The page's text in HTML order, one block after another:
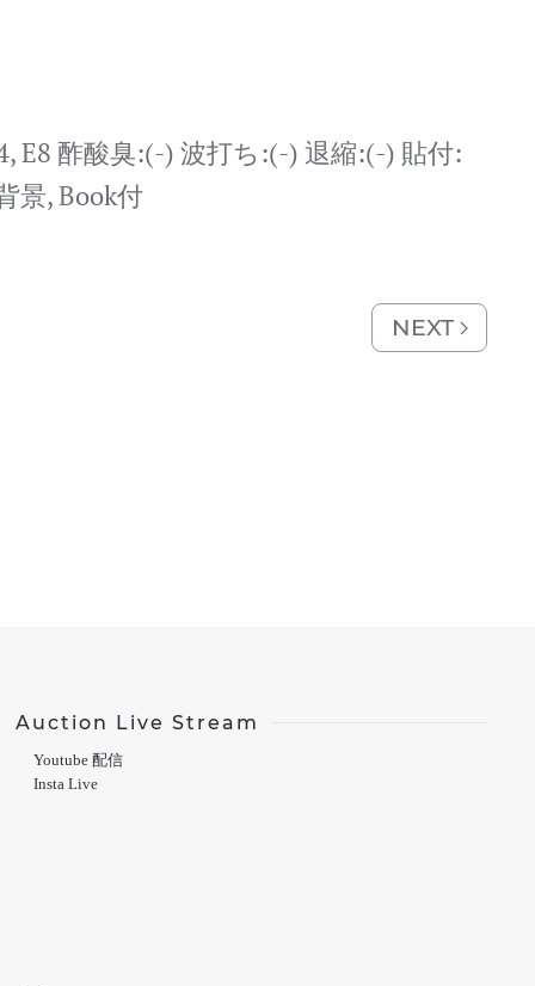
E8 酢酸臭:(-) 波打ち:(-) 退縮:(-) 貼付:
景, Book付
NEXT
Auction Live Stream
Youtube 配信
Insta Live